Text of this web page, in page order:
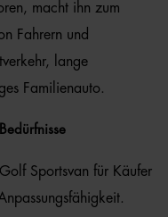
macht ihn zum
Fahrern und
lange
Familienauto.
Sportsvan für Käufer